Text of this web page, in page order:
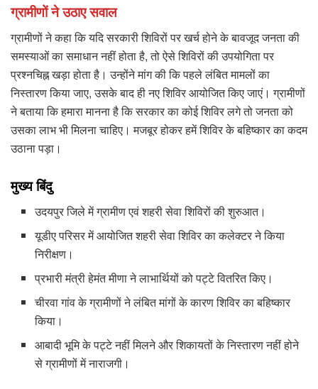
ग्रामीणों ने उठाए सवाल
ग्रामीणों ने कहा कि यदि सरकारी शिविरों पर खर्च होने के बावजूद जनता की
समस्याओं का समाधान नहीं होता है, तो ऐसे शिविरों की उपयोगिता पर
प्रश्नचिह्न खड़ा होता है। उन्होंने मांग की कि पहले लंबित मामलों का
निस्तारण किया जाए, उसके बाद ही नए शिविर आयोजित किए जाएं। ग्रामीणों
ने बताया कि हमारा मानना है कि सरकार का कोई शिविर लगे तो जनता को
उसका लाभ भी मिलना चाहिए। मजबूर होकर हमें शिविर के बहिष्कार का कदम
उठाना पड़ा।
मुख्य बिंदु
उदयपुर जिले में ग्रामीण एवं शहरी सेवा शिविरों की शुरुआत।
यूडीए परिसर में आयोजित शहरी सेवा शिविर का कलेक्टर ने किया
निरीक्षण।
प्रभारी मंत्री हेमंत मीणा ने लाभार्थियों को पट्टे वितरित किए।
चीरवा गांव के ग्रामीणों ने लंबित मांगों के कारण शिविर का बहिष्कार
किया।
आबादी भूमि के पट्टे नहीं मिलने और शिकायतों के निस्तारण नहीं होने
से ग्रामीणों में नाराजगी।